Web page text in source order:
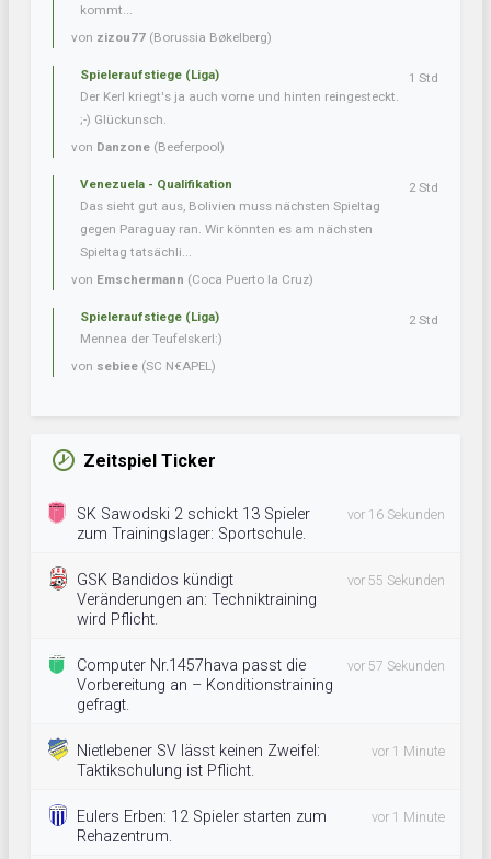
kommt...
von zizou77 (Borussia Bøkelberg)
Spieleraufstiege (Liga)
Der Kerl kriegt's ja auch vorne und hinten reingesteckt.
;-) Glückunsch.
von Danzone (Beeferpool)
1 Std
Venezuela - Qualifikation
Das sieht gut aus, Bolivien muss nächsten Spieltag
gegen Paraguay ran. Wir könnten es am nächsten
Spieltag tatsächli...
von Emschermann (Coca Puerto la Cruz)
2 Std
Spieleraufstiege (Liga)
Mennea der Teufelskerl:)
von sebiee (SC N€APEL)
2 Std
Zeitspiel Ticker
SK Sawodski 2 schickt 13 Spieler
zum Trainingslager: Sportschule.
vor 16 Sekunden
GSK Bandidos kündigt
Veränderungen an: Techniktraining
wird Pflicht.
vor 55 Sekunden
Computer Nr.1457hava passt die
Vorbereitung an – Konditionstraining
gefragt.
vor 57 Sekunden
Nietlebener SV lässt keinen Zweifel:
Taktikschulung ist Pflicht.
vor 1 Minute
Eulers Erben: 12 Spieler starten zum
Rehazentrum.
vor 1 Minute